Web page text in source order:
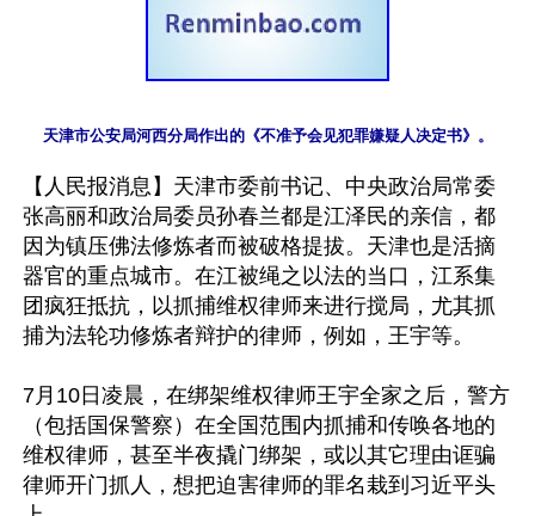
【人民报消息】天津市委前书记、中央政治局常委
张高丽和政治局委员孙春兰都是江泽民的亲信，都
因为镇压佛法修炼者而被破格提拔。天津也是活摘
器官的重点城市。在江被绳之以法的当口，江系集
团疯狂抵抗，以抓捕维权律师来进行搅局，尤其抓
捕为法轮功修炼者辩护的律师，例如，王宇等。
7月10日凌晨，在绑架维权律师王宇全家之后，警方
（包括国保警察）在全国范围内抓捕和传唤各地的
维权律师，甚至半夜撬门绑架，或以其它理由诓骗
律师开门抓人，想把迫害律师的罪名栽到习近平头